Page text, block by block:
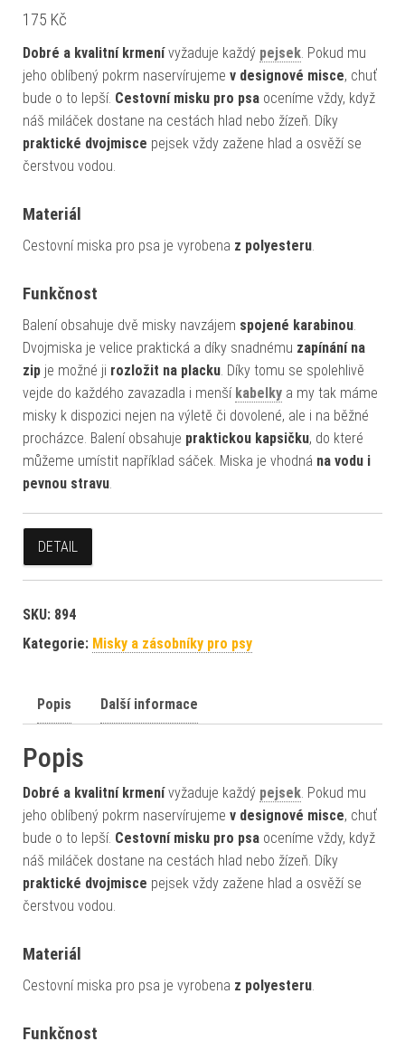
175 Kč
Dobré a kvalitní krmenívyžaduje každý pejsek . Pokud mu
jeho oblíbený pokrm naservírujeme v designové misce, chuť
bude o to lepší. Cestovní misku pro psa oceníme vždy, když
náš miláček dostane na cestách hlad nebo žízeň. Díky
praktické dvojmisce pejsek vždy zažene hlad a osvěží se
čerstvou vodou.
Materiál
Cestovní miska pro psa je vyrobena z polyesteru
Funkčnost
Balení obsahuje dvě misky navzájem spojené karabinou
Dvojmiska je velice praktická a díky snadnému zapínání na
zip je možné ji rozložit na placku . Díky tomu se spolehlivě
vejde do každého zavazadla i menší kabelky a my tak máme
misky k dispozici nejen na výletě či dovolené, ale i na běžné
procházce. Balení obsahuje praktickou kapsičku, do které
můžeme umístit například sáček. Miska je vhodná na vodu i
pevnou stravu
DETAIL
SKU: 894
Kategorie: Misky a zásobníky pro psy
Popis Další informace
Popis
Dobré a kvalitní krmenívyžaduje každý pejsek . Pokud mu
jeho oblíbený pokrm naservírujeme v designové misce, chuť
bude o to lepší. Cestovní misku pro psa oceníme vždy, když
náš miláček dostane na cestách hlad nebo žízeň. Díky
praktické dvojmisce pejsek vždy zažene hlad a osvěží se
čerstvou vodou.
Materiál
Cestovní miska pro psa je vyrobena z polyesteru
Funkčnost